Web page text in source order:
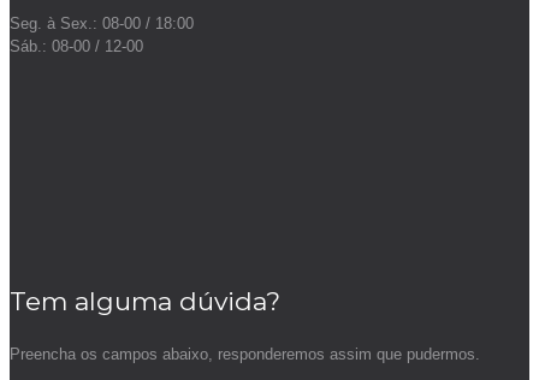
Seg. à Sex.: 08-00 / 18:00
Sáb.: 08-00 / 12-00
Tem alguma dúvida?
Preencha os campos abaixo, responderemos assim que pudermos.